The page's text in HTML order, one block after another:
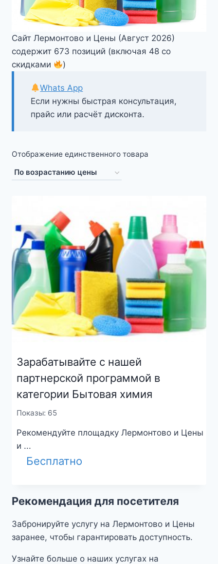
Сайт Лермонтово и Цены (Август 2026)
содержит 673 позиций (включая 48 со
скидками
)
Если нужны быстрая консультация,
прайс или расчёт дисконта.
Whats App
Отображение единственного товара
Зарабатывайте с нашей
партнерской программой в
категории Бытовая химия
Показы: 65
Рекомендуйте площадку Лермонтово и Цены
и ...
Бесплатно
Рекомендация для посетителя
Забронируйте услугу на Лермонтово и Цены
заранее, чтобы гарантировать доступность.
Узнайте больше о наших услугах на